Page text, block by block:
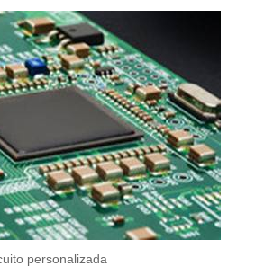
personalizada